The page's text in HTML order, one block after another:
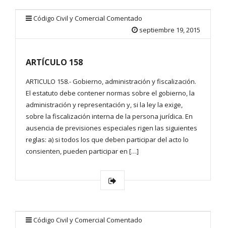
Código Civil y Comercial Comentado
septiembre 19, 2015
ARTÍCULO 158
ARTICULO 158.- Gobierno, administración y fiscalización.
El estatuto debe contener normas sobre el gobierno, la
administración y representación y, si la ley la exige,
sobre la fiscalización interna de la persona jurídica. En
ausencia de previsiones especiales rigen las siguientes
reglas: a) si todos los que deben participar del acto lo
consienten, pueden participar en […]
Código Civil y Comercial Comentado